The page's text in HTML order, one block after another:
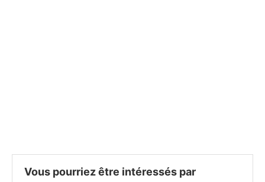
Vous pourriez être intéressés par